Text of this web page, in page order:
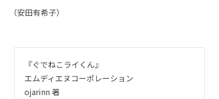
（安田有希子）
『ぐでねこライくん』
エムディエヌコーポレーション
ojarinn 著